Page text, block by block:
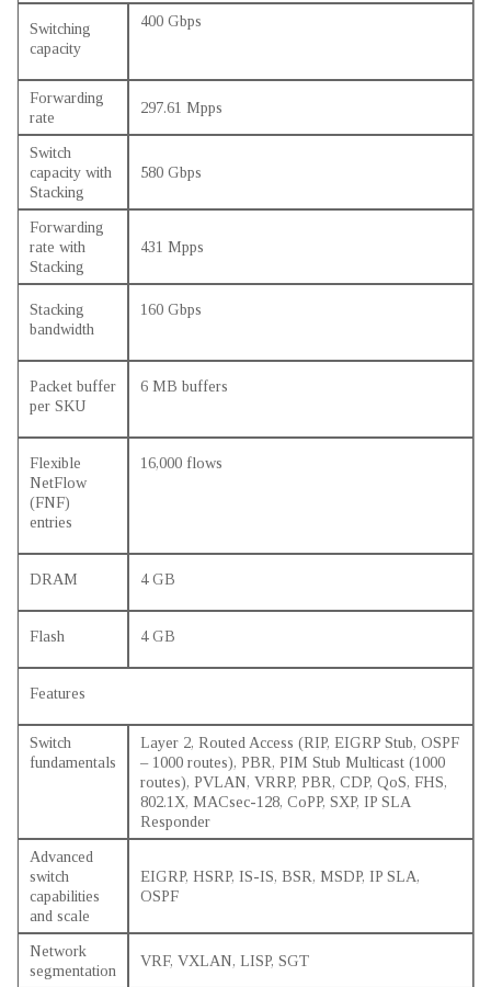
Switching
capacity
400 Gbps
Forwarding
rate
297.61 Mpps
Switch
capacity with
Stacking
580 Gbps
Forwarding
rate with
Stacking
431 Mpps
Stacking
bandwidth
160 Gbps
Packet buffer
per SKU
6 MB buffers
Flexible
NetFlow
(FNF)
entries
16,000 flows
DRAM 4 GB
Flash 4 GB
Features
Switch
fundamentals
Layer 2, Routed Access (RIP, EIGRP Stub, OSPF
– 1000 routes), PBR, PIM Stub Multicast (1000
routes), PVLAN, VRRP, PBR, CDP, QoS, FHS,
802.1X, MACsec-128, CoPP, SXP, IP SLA
Responder
Advanced
switch
capabilities
and scale
EIGRP, HSRP, IS-IS, BSR, MSDP, IP SLA,
OSPF
Network
segmentation
VRF, VXLAN, LISP, SGT